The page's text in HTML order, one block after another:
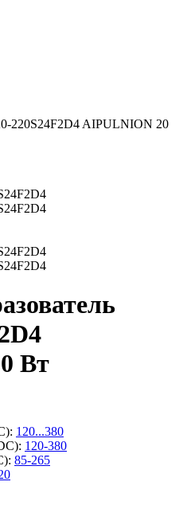
220S24F2D4 AIPULNION 20
Вт
120...380
120-380
85-265